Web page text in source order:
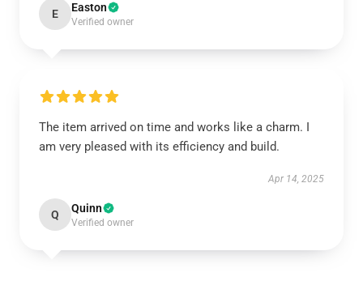
E Easton
Verified owner
The item arrived on time and works like a charm. I
am very pleased with its efficiency and build.
Apr 14, 2025
Q Quinn
Verified owner